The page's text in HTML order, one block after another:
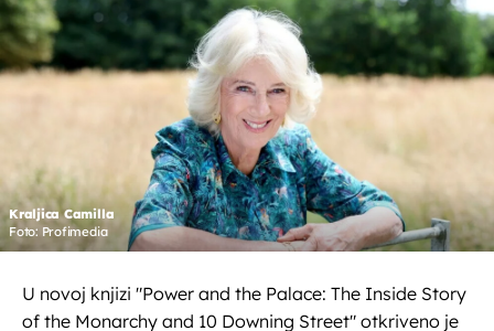
Kraljica Camilla
Foto: Profimedia
U novoj knjizi "Power and the Palace: The Inside Story
of the Monarchy and 10 Downing Street" otkriveno je
OMOGUĆI OBAVIJESTI